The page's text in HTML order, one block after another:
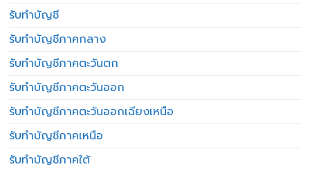
รับทำบัญชี
รับทำบัญชีภาคกลาง
รับทำบัญชีภาคตะวันตก
รับทำบัญชีภาคตะวันออก
รับทำบัญชีภาคตะวันออกเฉียงเหนือ
รับทำบัญชีภาคเหนือ
รับทำบัญชีภาคใต้